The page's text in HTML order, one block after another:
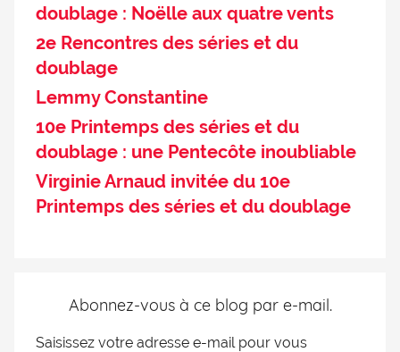
doublage : Noëlle aux quatre vents
2e Rencontres des séries et du
doublage
Lemmy Constantine
10e Printemps des séries et du
doublage : une Pentecôte inoubliable
Virginie Arnaud invitée du 10e
Printemps des séries et du doublage
Abonnez-vous à ce blog par e-mail.
Saisissez votre adresse e-mail pour vous